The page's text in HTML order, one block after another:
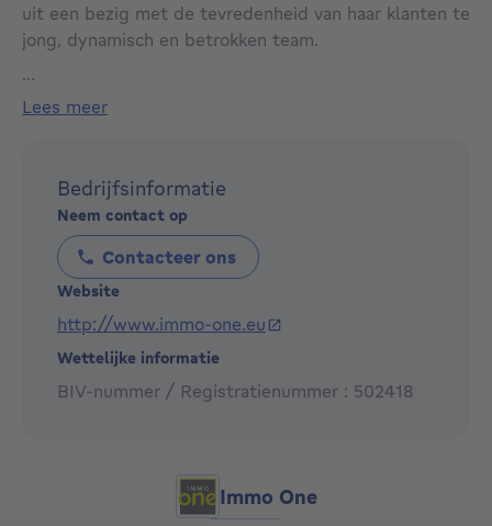
uit een bezig met de tevredenheid van haar klanten te
jong, dynamisch en betrokken team.
9u tot 20u.
helemaal gratis vrijblijvend: 02 / 522.51.22 of
0477/723 703.
Onze professionaliteit op de beoordeling van de
woning te maken net het verschil.
...
lees meer
Bedrijfsinformatie
Neem contact op
Contacteer ons
Website
http://www.immo-one.eu
Wettelijke informatie
BIV-nummer / Registratienummer : 502418
Immo One